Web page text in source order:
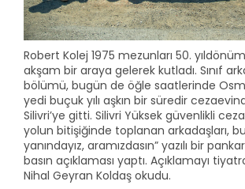
Robert Kolej 1975 mezunları 50.
akşam bir araya gelerek kutladı. Sınıf
bölümü, bugün de öğle saatlerinde
yedi buçuk yılı aşkın bir süredir
Silivri’ye gitti. Silivri Yüksek güvenlikli
yolun bitişiğinde toplanan arkadaşları,
yanındayız, aramızdasın” yazılı bir
basın açıklaması yaptı. Açıklamayı
Nihal Geyran Koldaş okudu.